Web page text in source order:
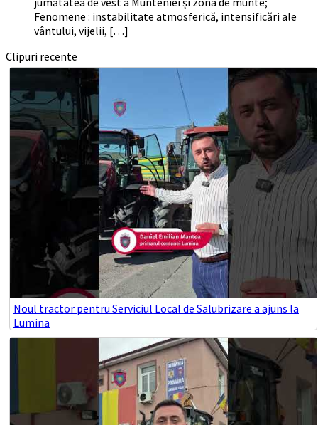
Fenomene : instabilitate atmosferică, intensificări ale
vântului, vijelii, […]
Clipuri recente
Noul tractor pentru Serviciul Local de Salubrizare a ajuns la
Lumina